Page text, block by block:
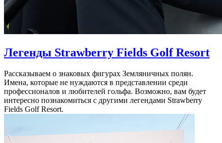
Легенды Strawberry Fields Golf Resort
Рассказываем о знаковых фигурах Земляничных полян.
Имена, которые не нуждаются в представлении среди
профессионалов и любителей гольфа. Возможно, вам будет
интересно познакомиться с другими легендами Strawberry
Fields Golf Resort.